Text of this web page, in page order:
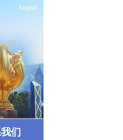
English
们